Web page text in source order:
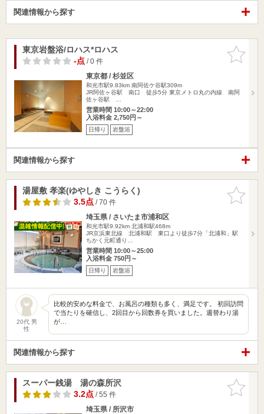
関連情報から探す
お気に入
りに追加
東京岩盤浴/ロハス*ロハス
-点/ 0 件
東京都 / 杉並区
和光市駅9.83km 南阿佐ケ谷駅309m
JR阿佐ヶ谷駅 南口 徒歩5分 東京メトロ丸の内線 南阿
佐ヶ谷駅 …
営業時間 10:00～22:00
入浴料金 2,750円～
日帰り 岩盤浴
関連情報から探す
お気に入
りに追加
湯屋敷 孝楽(ゆやしき こうらく)
3.5点/ 70 件
埼玉県 / さいたま市浦和区
和光市駅9.92km 北浦和駅468m
JR京浜東北線 北浦和駅 東口より徒歩7分「北浦和」駅
ちかく元町通り…
営業時間 10:00～25:00
入浴料金 750円～
日帰り 岩盤浴
20代 男
性
比較的安めな料金で、お風呂の種類も多く、満足です。 初回訪問
で当たりを確信し、2回目から回数券を買いました。週替わり湯
が…
関連情報から探す
お気に入
りに追加
スーパー銭湯 湯の森所沢
3.2点/ 55 件
埼玉県 / 所沢市